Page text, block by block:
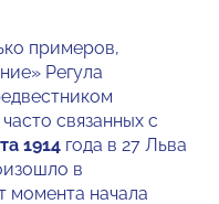
примеров,
Регула
связанных с
1914 года в 27 Льва
в
момента начала